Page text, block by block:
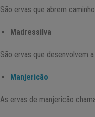
São ervas que abrem
Madressilva
São ervas que desenvolvem
Manjericão
As ervas de manjericão